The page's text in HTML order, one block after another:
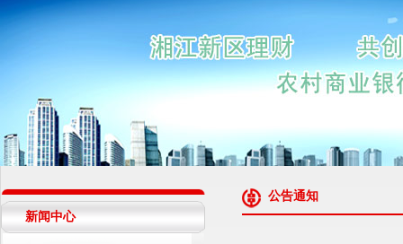
新闻中心
公告通知